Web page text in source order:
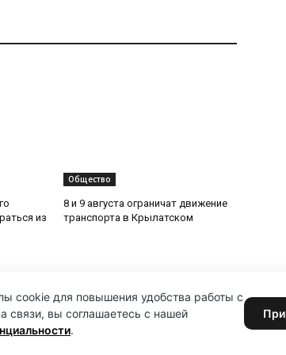
из
Общество
8 и 9 августа ограничат движение
транспорта в Крылатском
cookie для повышения удобства работы с
связи, вы соглашаетесь с нашей
.